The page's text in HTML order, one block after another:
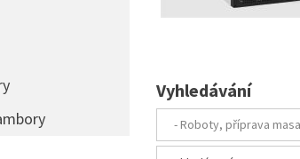
Vyhledávání